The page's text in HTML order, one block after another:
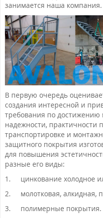
занимается наша компания.
В первую очередь
создания интересной и
требования по
надежности, практичности
транспортировке и
защитного покрытия
для повышения
разные его виды:
1.
цинкование холодное
2.
молотковая, алкидная,
3.
полимерные покрытия.